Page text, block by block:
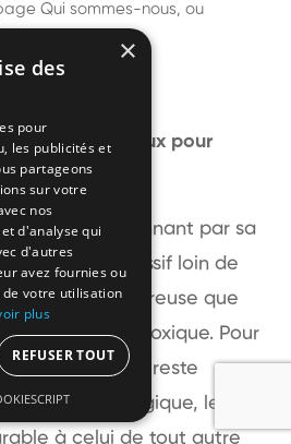
Qui sommes-nous, ou
est-il dangereux pour
est impressionnant par sa
peu agressif loin de
est plus douloureuse que
sans être plus toxique. Pour
allergique, elle reste
personne allergique, le
à celui de tout autre
×
des
pour
les publicités et
partageons
sur votre
nos
d'analyse qui
d'autres
avez fournies ou
votre utilisation
plus
REFUSER TOUT